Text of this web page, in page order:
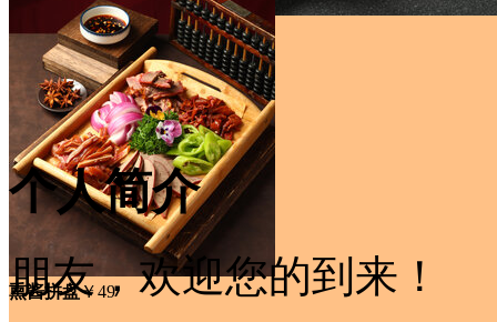
红枣发糕￥47
熏酱拼盘￥49
个人简介
朋友，欢迎您的到来！